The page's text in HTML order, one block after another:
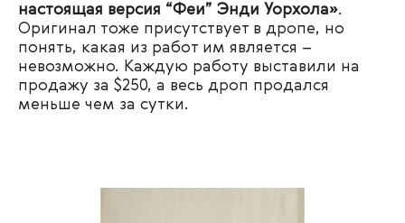
настоящая версия “Феи” Энди Уорхола».
Оригинал тоже присутствует в дропе, но
понять, какая из работ им является –
невозможно. Каждую работу выставили на
продажу за $250, а весь дроп продался
меньше чем за сутки.